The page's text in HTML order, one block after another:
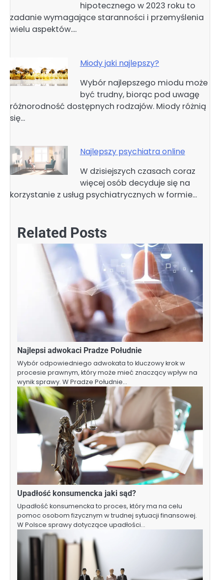
hipotecznego w 2023 roku to
zadanie wymagające staranności i przemyślenia
wielu aspektów.…
Miody jaki najlepszy?
Wybór najlepszego miodu może
być trudny, biorąc pod uwagę
różnorodność dostępnych rodzajów. Miody różnią
się…
Najlepszy psychiatra online
W dzisiejszych czasach coraz
więcej osób decyduje się na
korzystanie z usług psychiatrycznych w formie…
Related Posts
Najlepsi adwokaci Pradze Południe
Wybór odpowiedniego adwokata to kluczowy krok w
procesie prawnym, który może mieć znaczący wpływ na
wynik sprawy. W Pradze Południe…
Upadłość konsumencka jaki sąd?
Upadłość konsumencka to proces, który ma na celu
pomoc osobom fizycznym w trudnej sytuacji finansowej.
W Polsce sprawy dotyczące upadłości…